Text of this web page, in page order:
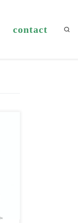
contact